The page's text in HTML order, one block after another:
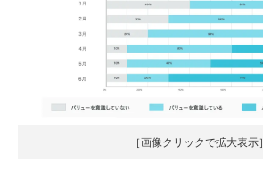
［画像クリックで拡大表示］